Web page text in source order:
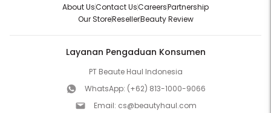
About UsContact UsCareersPartnership
Our StoreResellerBeauty Review
Layanan Pengaduan Konsumen
PT Beaute Haul Indonesia
WhatsApp: (+62) 813-1000-9066
Email: cs@beautyhaul.com